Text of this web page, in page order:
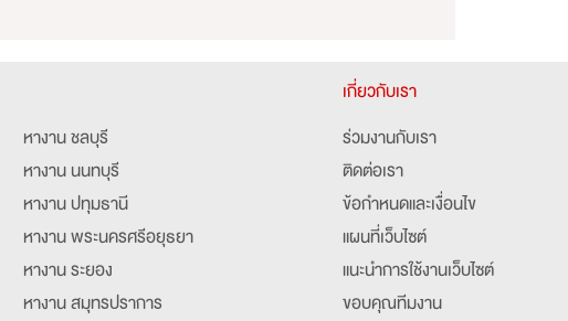
หางาน ชลบุรี
หางาน นนทบุรี
หางาน ปทุมธานี
หางาน พระนครศรีอยุธยา
หางาน ระยอง
หางาน สมุทรปราการ
เกี่ยวกับเรา
ร่วมงานกับเรา
ติดต่อเรา
ข้อกำหนดและเงื่อนไข
แผนที่เว็บไซต์
แนะนำการใช้งานเว็บไซต์
ขอบคุณทีมงาน